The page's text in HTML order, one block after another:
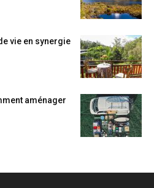
vie en synergie
aménager